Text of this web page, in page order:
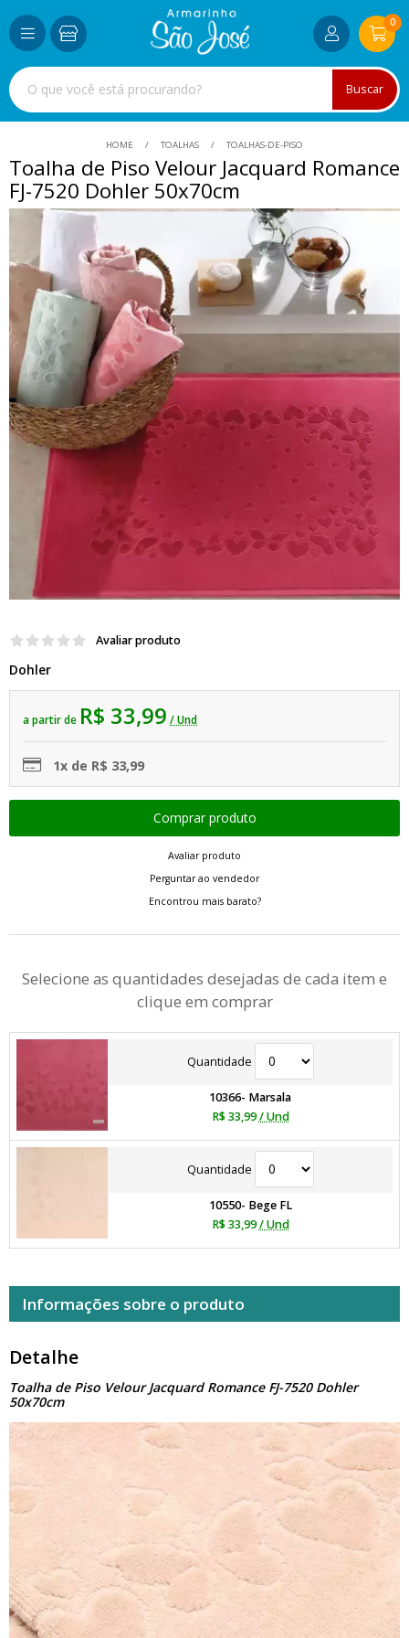
Buscar
0
HOME TOALHAS TOALHAS-DE-PISO
Toalha de Piso Velour Jacquard Romance
FJ-7520 Dohler 50x70cm
Avaliar produto
Dohler
a partir de R$ 33,99 / Und
1x de R$ 33,99
Avaliar produto
Perguntar ao vendedor
Encontrou mais barato?
Selecione as quantidades desejadas de cada item e
clique em comprar
Quantidade
10366- Marsala
R$ 33,99 / Und
Quantidade
10550- Bege FL
R$ 33,99 / Und
Informações sobre o produto
Detalhe
Toalha de Piso Velour Jacquard Romance FJ-7520 Dohler
50x70cm